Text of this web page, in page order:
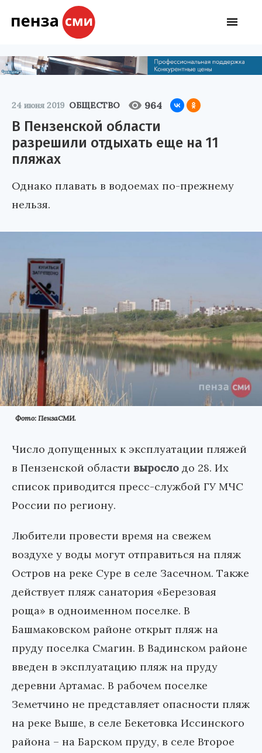
24 июня 2019 ОБЩЕСТВО 964
В Пензенской области
разрешили отдыхать еще на 11
пляжах
Однако плавать в водоемах по-прежнему
нельзя.
Фото: ПензаСМИ.
Число допущенных к эксплуатации пляжей
в Пензенской области выросло до 28. Их
список приводится пресс-службой ГУ МЧС
России по региону.
Любители провести время на свежем
воздухе у воды могут отправиться на пляж
Остров на реке Суре в селе Засечном. Также
действует пляж санатория «Березовая
роща» в одноименном поселке. В
Башмаковском районе открыт пляж на
пруду поселка Смагин. В Вадинском районе
введен в эксплуатацию пляж на пруду
деревни Артамас. В рабочем поселке
Земетчино не представляет опасности пляж
на реке Выше, в селе Бекетовка Иссинского
района – на Барском пруду, в селе Второе